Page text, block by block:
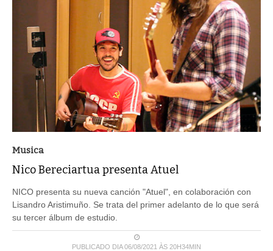
Musica
Nico Bereciartua presenta Atuel
NICO presenta su nueva canción "Atuel", en colaboración con
Lisandro Aristimuño. Se trata del primer adelanto de lo que será
su tercer álbum de estudio.
PUBLICADO DIA 06/08/2021 ÀS 20H34MIN